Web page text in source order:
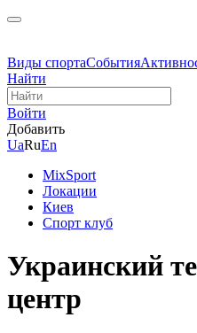
Виды спортаСобытия
Найти
Войти
Добавить
UaRuEn
MixSport
Локации
Киев
Спорт клуб
Украинский
центр